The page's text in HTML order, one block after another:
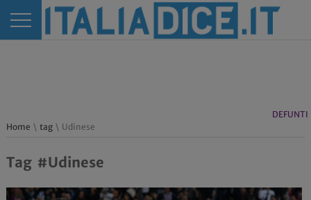
DEFUNTI
Home \ tag\ Udinese
Tag #Udinese